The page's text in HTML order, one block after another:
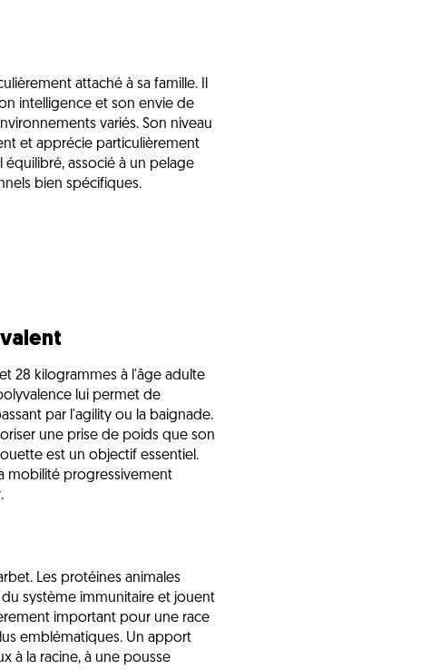
attaché à sa famille. Il
intelligence et son envie de
variés. Son niveau
et apprécie particulièrement
associé à un pelage
bien spécifiques.
28 kilogrammes à l'âge adulte
lui permet de
par l'agility ou la baignade.
une prise de poids que son
est un objectif essentiel.
mobilité progressivement
Les protéines animales
système immunitaire et jouent
important pour une race
emblématiques. Un apport
à la racine, à une pousse